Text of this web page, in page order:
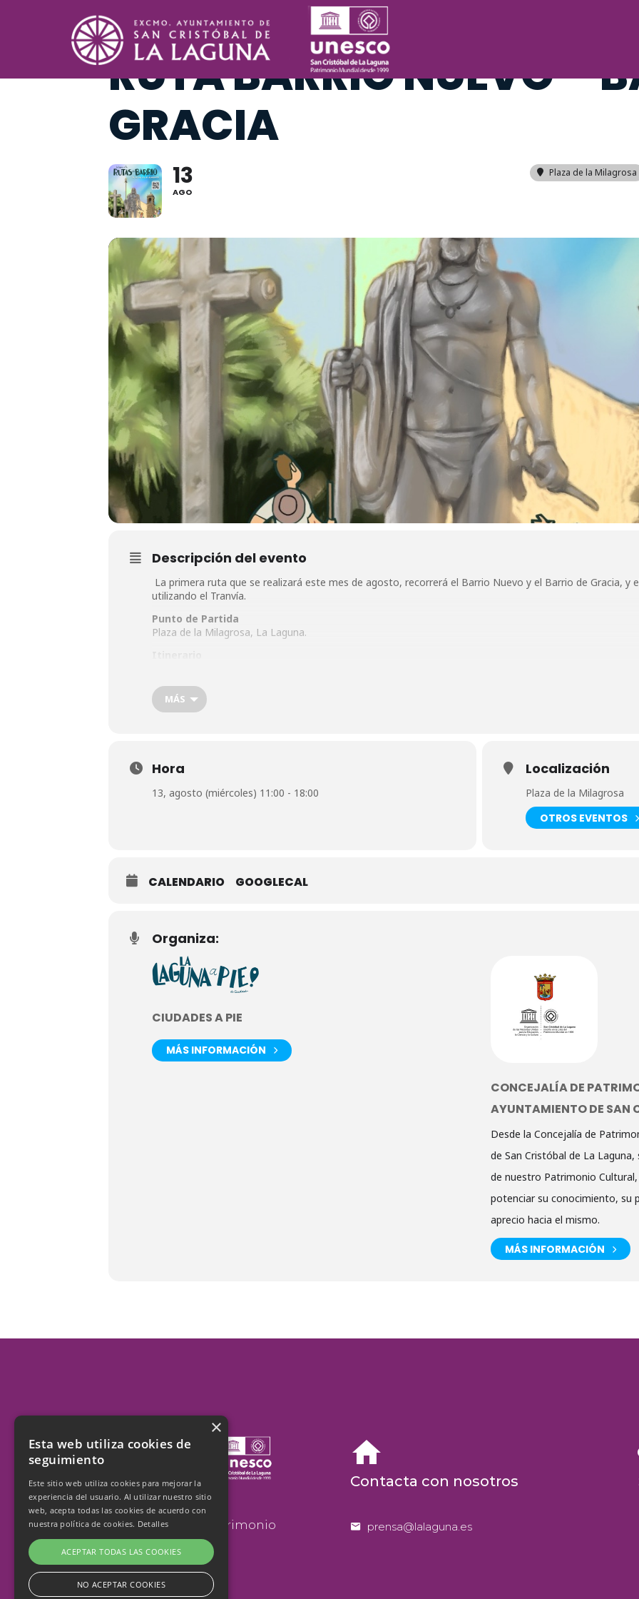
THIS IS A REPEATING EVENT 14, AGOSTO (JUEVES) 11:00
RUTA BARRIO NUEVO –
GRACIA
13
AGO
Plaza de la Milagrosa
Descripción del evento
La primera ruta que se realizará este mes de agosto, recorrerá el Barrio Nuevo y el Barrio de Gracia, y
utilizando el Tranvía.
Punto de Partida
Plaza de la Milagrosa, La Laguna.
transitará hasta la calle Clemencia Hardisson. Al finalizar la ruta, se regresará en el tranvía al punto de
MÁS
Hora
13, agosto (miércoles) 11:00 - 18:00
Localización
Plaza de la Milagrosa
OTROS EVENTOS
CALENDARIO GOOGLECAL
Organiza:
CIUDADES A PIE
MÁS INFORMACIÓN
CONCEJALÍA DE
AYUNTAMIENTO DE SAN
Desde la Concejalía de
de San Cristóbal de La
de nuestro Patrimonio
potenciar su conocimiento, su
aprecio hacia el mismo.
MÁS INFORMACIÓN
San Cristobal de La Laguna
cumple 25 años como Patrimonio
de la Humanidad


Contacta con nosotros

 prensa@lalaguna.es
Esta web utiliza cookies de
seguimiento
Este sitio web utiliza cookies para mejorar la
experiencia del usuario. Al utilizar nuestro sitio
web, acepta todas las cookies de acuerdo con
nuestra política de cookies. Detalles
ACEPTAR TODAS LAS COOKIES
NO ACEPTAR COOKIES
×